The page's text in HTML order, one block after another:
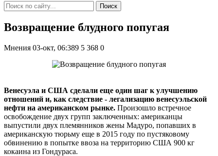
Поиск
Возвращение блудного попугая
Мнения 03-окт, 06:389 5 368 0
Венесуэла и США сделали еще один шаг к улучшению
отношений и, как следствие - легализацию венесуэльской
нефти на американском рынке. Произошло встречное
освобождение двух групп заключенных: американцы
выпустили двух племянников жены Мадуро, попавших в
американскую тюрьму еще в 2015 году по пустяковому
обвинению в попытке ввоза на территорию США 900 кг
кокаина из Гондураса.